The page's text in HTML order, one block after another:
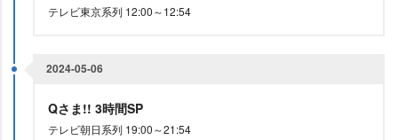
テレビ東京系列 12:00～12:54
2024-05-06
Qさま!! 3時間SP
テレビ朝日系列 19:00～21:54